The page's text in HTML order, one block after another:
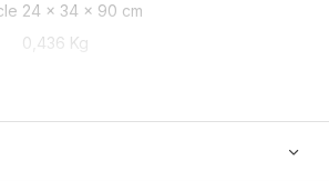
24 x 34 x 90 cm
0,436 Kg